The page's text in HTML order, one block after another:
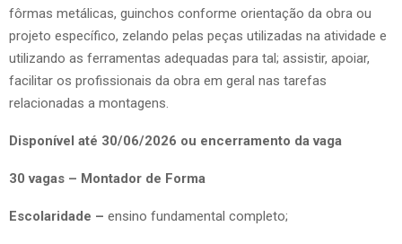
fôrmas metálicas, guinchos conforme orientação da obra ou
projeto específico, zelando pelas peças utilizadas na atividade e
utilizando as ferramentas adequadas para tal; assistir, apoiar,
facilitar os profissionais da obra em geral nas tarefas
relacionadas a montagens.
Disponível até 30/06/2026 ou encerramento da vaga
30 vagas – Montador de Forma
Escolaridade – ensino fundamental completo;